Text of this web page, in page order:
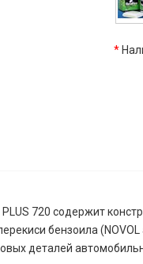
*
720 содержит
бензоила
деталей